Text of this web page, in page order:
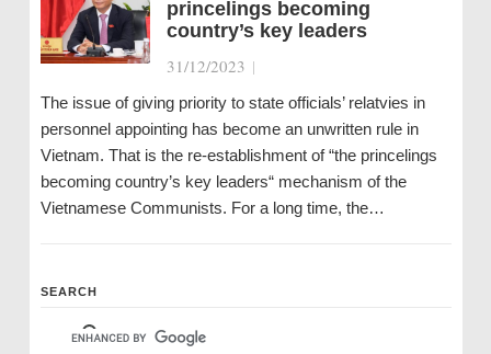
princelings becoming
country’s key leaders
31/12/2023 |
The issue of giving priority to state officials’ relatvies in
personnel appointing has become an unwritten rule in
Vietnam. That is the re-establishment of “the princelings
becoming country’s key leaders“ mechanism of the
Vietnamese Communists. For a long time, the…
SEARCH